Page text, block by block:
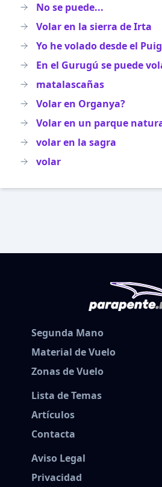
No se puede...
Volar en la sierra de Irta
Yo he volado desde el
En el Gurugú se puede
matalascañas
Volar en Organya?
Volar en un parque
volar en la sagra
volar
Segunda Mano
Material de Vuelo
Zonas de Vuelo
Lista de Temas
Artículos
Contacta
Aviso Legal
Privacidad